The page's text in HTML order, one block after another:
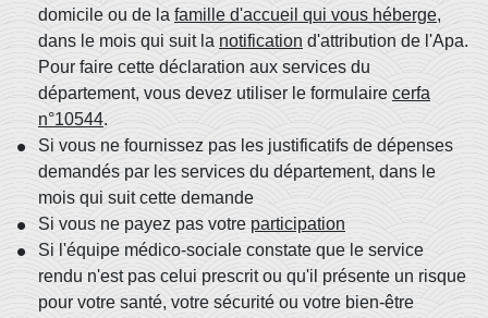
domicile ou de la famille d'accueil qui vous héberge,
dans le mois qui suit la notification d'attribution de l'Apa.
Pour faire cette déclaration aux services du
département, vous devez utiliser le formulaire cerfa
n°10544.
Si vous ne fournissez pas les justificatifs de dépenses
demandés par les services du département, dans le
mois qui suit cette demande
Si vous ne payez pas votre participation
Si l'équipe médico-sociale constate que le service
rendu n'est pas celui prescrit ou qu'il présente un risque
pour votre santé, votre sécurité ou votre bien-être